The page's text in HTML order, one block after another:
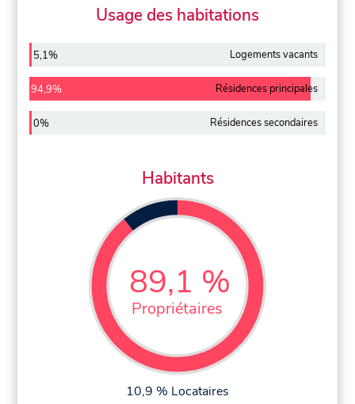
Usage des habitations
5,1% Logements vacants
94,9% Résidences principales
0% Résidences secondaires
Habitants
89,1 %
Propriétaires
10,9 % Locataires